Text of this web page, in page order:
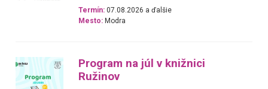
Termín: 07.08.2026 a ďalšie
Mesto: Modra
Program na júl v knižnici
Ružinov